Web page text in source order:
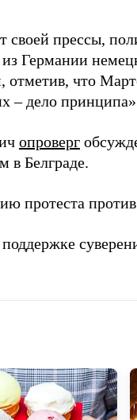
своей прессы,
Германии
отметив, что
– дело
опроверг
в Белграде.
протеста